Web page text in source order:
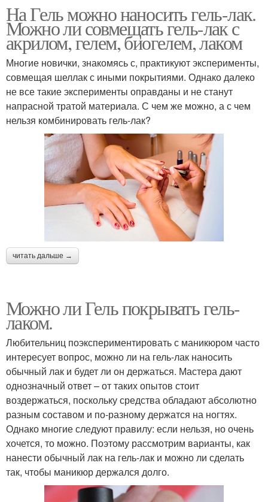
На Гель можно наносить гель-лак.
Можно ли совмещать гель-лак с
акрилом, гелем, биогелем, лаком
Многие новички, знакомясь с, практикуют эксперименты,
совмещая шеллак с иными покрытиями. Однако далеко
не все такие эксперименты оправданы и не станут
напрасной тратой материала. С чем же можно, а с чем
нельзя комбинировать гель-лак?
читать дальше →
Можно ли Гель покрывать гель-
лаком.
Любительниц поэкспериментировать с маникюром часто
интересует вопрос, можно ли на гель-лак наносить
обычный лак и будет ли он держаться. Мастера дают
однозначный ответ – от таких опытов стоит
воздержаться, поскольку средства обладают абсолютно
разным составом и по-разному держатся на ногтях.
Однако многие следуют правилу: если нельзя, но очень
хочется, то можно. Поэтому рассмотрим варианты, как
нанести обычный лак на гель-лак и можно ли сделать
так, чтобы маникюр держался долго.